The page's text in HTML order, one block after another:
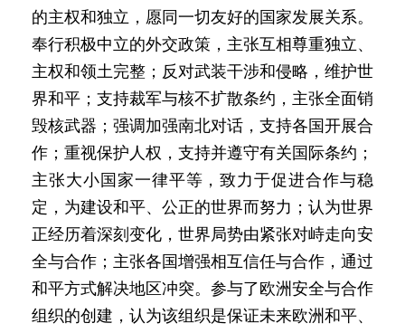
的主权和独立，愿同一切友好的国家发展关系。
奉行积极中立的外交政策，主张互相尊重独立、
主权和领土完整；反对武装干涉和侵略，维护世
界和平；支持裁军与核不扩散条约，主张全面销
毁核武器；强调加强南北对话，支持各国开展合
作；重视保护人权，支持并遵守有关国际条约；
主张大小国家一律平等，致力于促进合作与稳
定，为建设和平、公正的世界而努力；认为世界
正经历着深刻变化，世界局势由紧张对峙走向安
全与合作；主张各国增强相互信任与合作，通过
和平方式解决地区冲突。参与了欧洲安全与合作
组织的创建，认为该组织是保证未来欧洲和平、